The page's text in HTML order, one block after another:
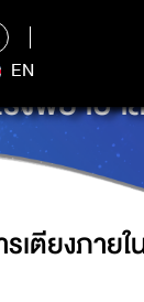
EN
รงพยาบ
ตียงภายใ